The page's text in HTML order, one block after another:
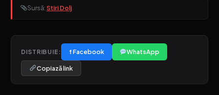
Sursă:Stiri Dolj
DISTRIBUIE: f Facebook WhatsApp
Copiază link